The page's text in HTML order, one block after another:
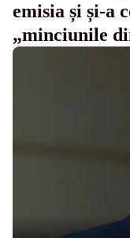
emisia și și-a
„minciunile